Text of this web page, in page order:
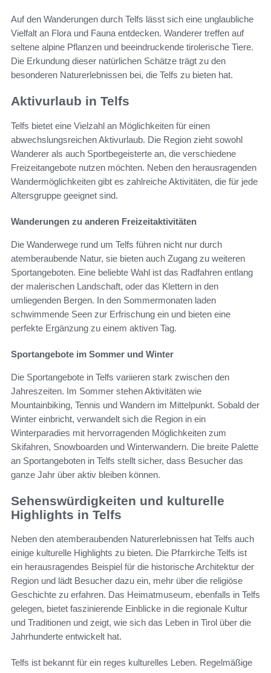
Auf den Wanderungen durch Telfs lässt sich eine unglaubliche
Vielfalt an Flora und Fauna entdecken. Wanderer treffen auf
seltene alpine Pflanzen und beeindruckende tirolerische Tiere.
Die Erkundung dieser natürlichen Schätze trägt zu den
besonderen Naturerlebnissen bei, die Telfs zu bieten hat.
Aktivurlaub in Telfs
Telfs bietet eine Vielzahl an Möglichkeiten für einen
abwechslungsreichen Aktivurlaub. Die Region zieht sowohl
Wanderer als auch Sportbegeisterte an, die verschiedene
Freizeitangebote nutzen möchten. Neben den herausragenden
Wandermöglichkeiten gibt es zahlreiche Aktivitäten, die für jede
Altersgruppe geeignet sind.
Wanderungen zu anderen Freizeitaktivitäten
Die Wanderwege rund um Telfs führen nicht nur durch
atemberaubende Natur, sie bieten auch Zugang zu weiteren
Sportangeboten. Eine beliebte Wahl ist das Radfahren entlang
der malerischen Landschaft, oder das Klettern in den
umliegenden Bergen. In den Sommermonaten laden
schwimmende Seen zur Erfrischung ein und bieten eine
perfekte Ergänzung zu einem aktiven Tag.
Sportangebote im Sommer und Winter
Die Sportangebote in Telfs variieren stark zwischen den
Jahreszeiten. Im Sommer stehen Aktivitäten wie
Mountainbiking, Tennis und Wandern im Mittelpunkt. Sobald der
Winter einbricht, verwandelt sich die Region in ein
Winterparadies mit hervorragenden Möglichkeiten zum
Skifahren, Snowboarden und Winterwandern. Die breite Palette
an Sportangeboten in Telfs stellt sicher, dass Besucher das
ganze Jahr über aktiv bleiben können.
Sehenswürdigkeiten und kulturelle
Highlights in Telfs
Neben den atemberaubenden Naturerlebnissen hat Telfs auch
einige kulturelle Highlights zu bieten. Die Pfarrkirche Telfs ist
ein herausragendes Beispiel für die historische Architektur der
Region und lädt Besucher dazu ein, mehr über die religiöse
Geschichte zu erfahren. Das Heimatmuseum, ebenfalls in Telfs
gelegen, bietet faszinierende Einblicke in die regionale Kultur
und Traditionen und zeigt, wie sich das Leben in Tirol über die
Jahrhunderte entwickelt hat.
Telfs ist bekannt für ein reges kulturelles Leben. Regelmäßige